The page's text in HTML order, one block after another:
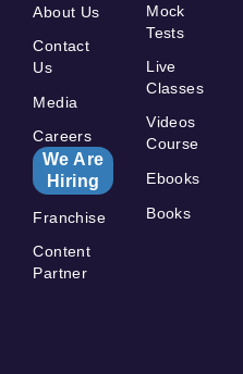
About Us
Contact
Us
Media
Careers
We Are
Hiring
Franchise
Content
Partner
Mock
Tests
Live
Classes
Videos
Course
Ebooks
Books